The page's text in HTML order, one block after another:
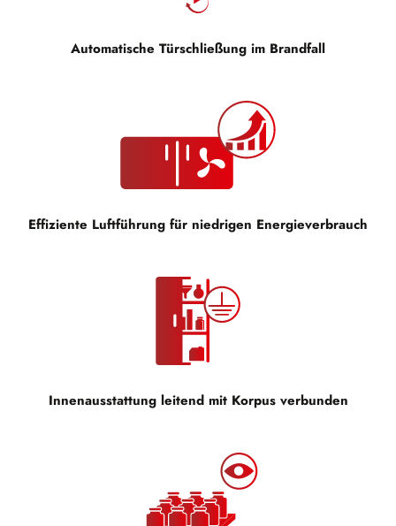
Automatische Türschließung im Brandfall
Effiziente Luftführung für niedrigen Energieverbrauch
Innenausstattung leitend mit Korpus verbunden